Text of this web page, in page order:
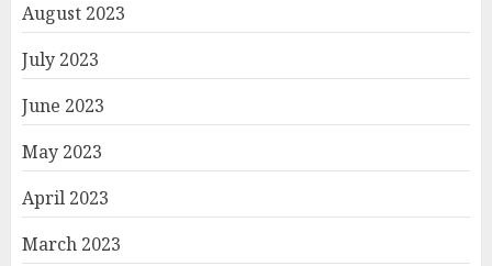
August 2023
July 2023
June 2023
May 2023
April 2023
March 2023